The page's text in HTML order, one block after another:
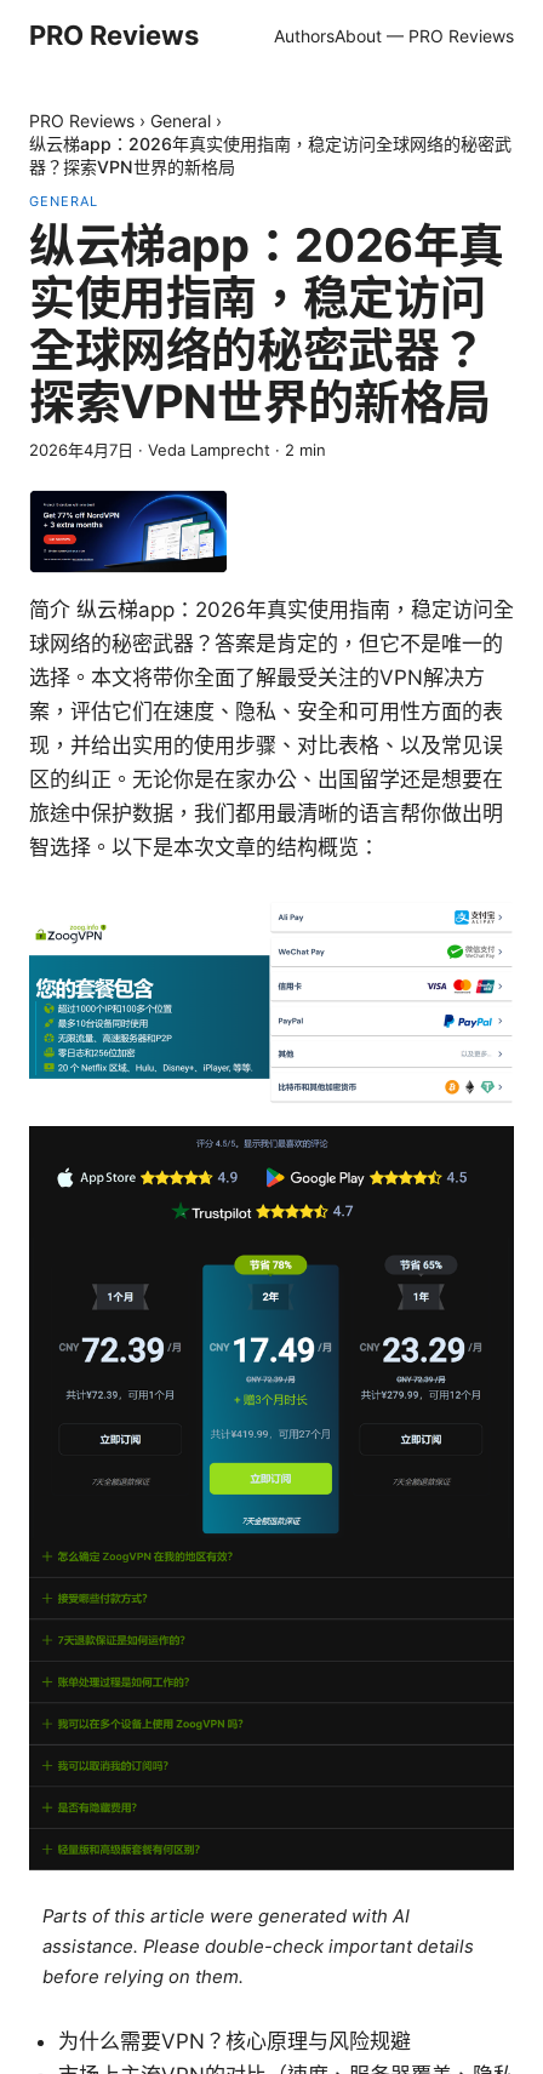
PRO Reviews AuthorsAbout — PRO Reviews
PRO Reviews › General ›
纵云梯app：2026年真实使用指南，稳定访问全球网络的秘密武
器？探索VPN世界的新格局
GENERAL
纵云梯app：2026年真
实使用指南，稳定访问
全球网络的秘密武器？
探索VPN世界的新格局
2026年4月7日 · Veda Lamprecht · 2 min
简介 纵云梯app：2026年真实使用指南，稳定访问全
球网络的秘密武器？答案是肯定的，但它不是唯一的
选择。本文将带你全面了解最受关注的VPN解决方
案，评估它们在速度、隐私、安全和可用性方面的表
现，并给出实用的使用步骤、对比表格、以及常见误
区的纠正。无论你是在家办公、出国留学还是想要在
旅途中保护数据，我们都用最清晰的语言帮你做出明
智选择。以下是本次文章的结构概览：
Parts of this article were generated with AI
assistance. Please double-check important details
before relying on them.
为什么需要VPN？核心原理与风险规避